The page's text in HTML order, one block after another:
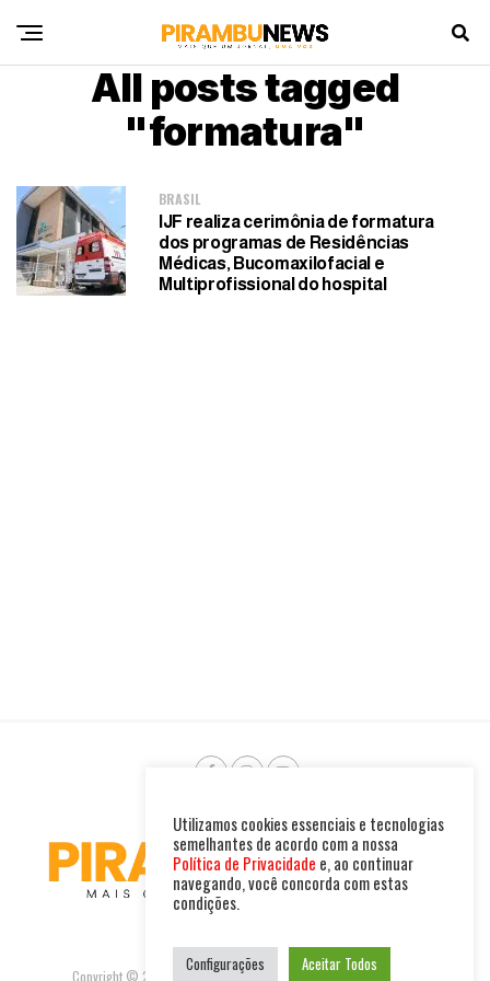
All posts tagged
"formatura"
BRASIL
IJF realiza cerimônia de formatura
dos programas de Residências
Médicas, Bucomaxilofacial e
Multiprofissional do hospital
Copyright © 2025. Todos os direitos reservados. PIRAMBU NEWS
Utilizamos cookies essenciais e tecnologias
semelhantes de acordo com a nossa
Política de Privacidade e, ao continuar
navegando, você concorda com estas
condições.
Configurações Aceitar Todos